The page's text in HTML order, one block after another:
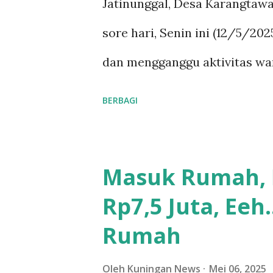
fungsi lahan, dulu masih asri
pengunjung,” ungkap Wirya.
Jatinunggal, Desa
sore hari, Senin ini (12/5/
dan mengganggu aktivitas
mulai terjadi di sore hari
jatinunggal, Desa
banjir akan secepat ini naik
sampe banjir ke depan
BERBAGI
Masuk
Rp7,5 Juta,
Rumah
Oleh Kuningan News Mei 06, 2025